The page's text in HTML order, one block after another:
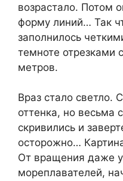
возрастало. Потом
форму линий… Так
заполнилось
темноте отрезками
метров.
Враз стало светло.
оттенка, но весьма
скривились и
осторожно…
От вращения даже
мореплавателей,